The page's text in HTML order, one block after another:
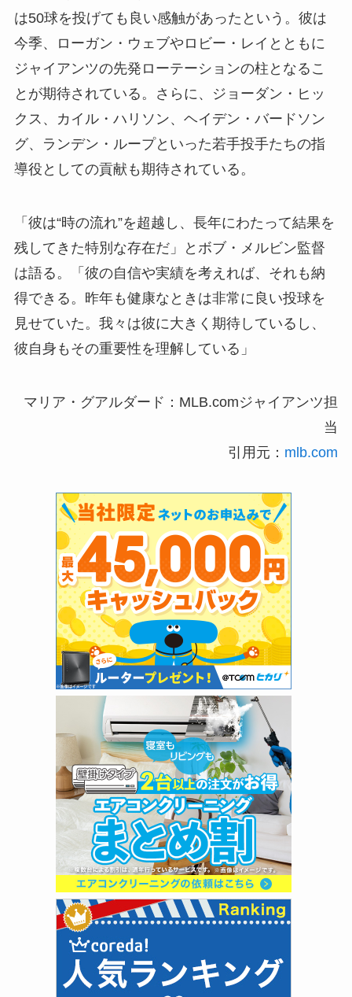
は50球を投げても良い感触があったという。彼は
今季、ローガン・ウェブやロビー・レイとともに
ジャイアンツの先発ローテーションの柱となるこ
とが期待されている。さらに、ジョーダン・ヒッ
クス、カイル・ハリソン、ヘイデン・バードソン
グ、ランデン・ループといった若手投手たちの指
導役としての貢献も期待されている。
「彼は“時の流れ”を超越し、長年にわたって結果を
残してきた特別な存在だ」とボブ・メルビン監督
は語る。「彼の自信や実績を考えれば、それも納
得できる。昨年も健康なときは非常に良い投球を
見せていた。我々は彼に大きく期待しているし、
彼自身もその重要性を理解している」
マリア・グアルダード：MLB.comジャイアンツ担
当
引用元： mlb.com